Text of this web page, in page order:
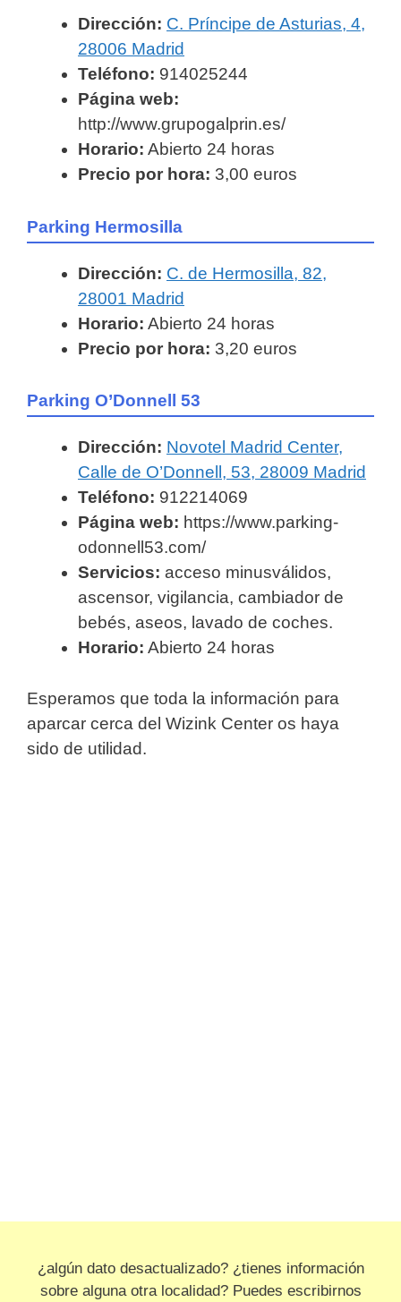
Dirección: C. Príncipe de Asturias, 4,
28006 Madrid
Teléfono: 914025244
Página web:
http://www.grupogalprin.es/
Horario: Abierto 24 horas
Precio por hora: 3,00 euros
Parking Hermosilla
Dirección: C. de Hermosilla, 82,
28001 Madrid
Horario: Abierto 24 horas
Precio por hora: 3,20 euros
Parking O’Donnell 53
Dirección: Novotel Madrid Center,
Calle de O’Donnell, 53, 28009 Madrid
Teléfono: 912214069
Página web: https://www.parking-
odonnell53.com/
Servicios: acceso minusválidos,
ascensor, vigilancia, cambiador de
bebés, aseos, lavado de coches.
Horario: Abierto 24 horas
Esperamos que toda la información para
aparcar cerca del Wizink Center os haya
sido de utilidad.
¿algún dato desactualizado? ¿tienes información
sobre alguna otra localidad? Puedes escribirnos